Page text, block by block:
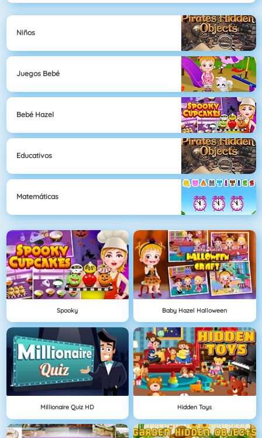
Niños
Juegos Bebé
Bebé Hazel
Educativos
Matemáticas
Spooky Baby Hazel Halloween
Millionaire Quiz HD Hidden Toys